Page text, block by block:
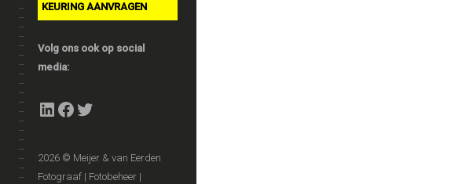
KEURING AANVRAGEN
Volg ons ook op social
media:
LinkedIn
Facebook
2026 © Meijer & van Eerden
Fotograaf | Fotobeheer |